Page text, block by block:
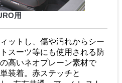
用
ットし、傷や汚れからシー
スーツ等にも使用される防
高いネオプレーン素材で
装着。赤ステッチと